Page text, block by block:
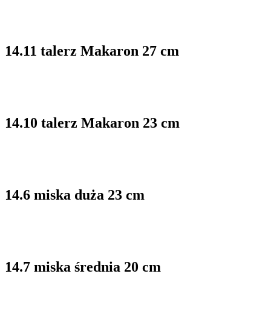
14.11 talerz Makaron 27 cm
14.10 talerz Makaron 23 cm
14.6 miska duża 23 cm
14.7 miska średnia 20 cm